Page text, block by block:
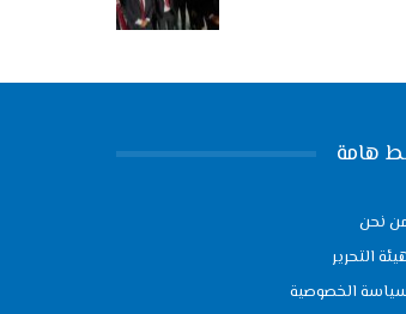
هامة
نحن
التحرير
الخصوصية